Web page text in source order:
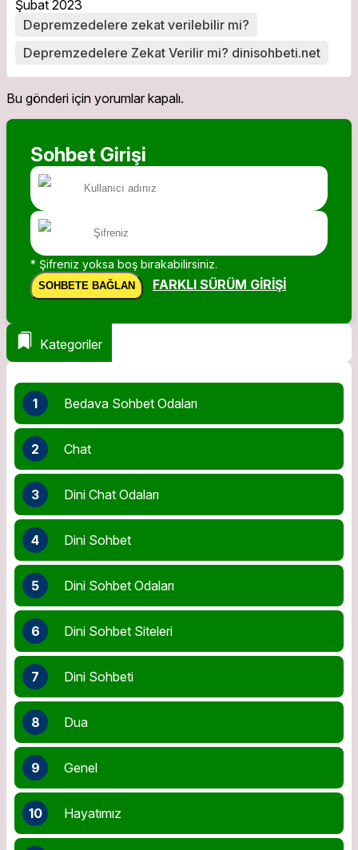
Şubat 2023
Depremzedelere zekat verilebilir mi?
Depremzedelere Zekat Verilir mi? dinisohbeti.net
Bu gönderi için yorumlar kapalı.
Sohbet Girişi
* Şifreniz yoksa boş bırakabilirsiniz.
SOHBETE BAĞLAN FARKLI SÜRÜM GIRIŞI
Kategoriler
1 Bedava Sohbet Odaları
2 Chat
3 Dini Chat Odaları
4 Dini Sohbet
5 Dini Sohbet Odaları
6 Dini Sohbet Siteleri
7 Dini Sohbeti
8 Dua
9 Genel
10 Hayatımız